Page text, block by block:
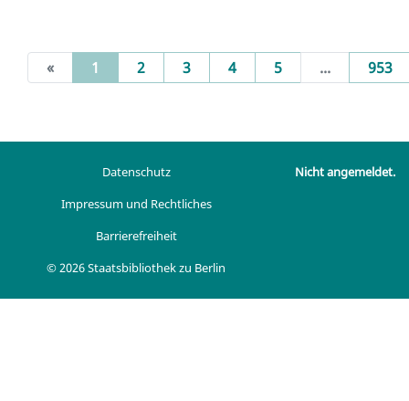
« 1 (current)
2 3 4 5 ... 953
Datenschutz
Impressum und Rechtliches
Barrierefreiheit
© 2026 Staatsbibliothek zu Berlin
Nicht angemeldet.